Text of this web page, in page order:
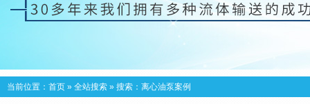
当前位置： 首页 » 全站搜索 » 搜索：离心油泵案例